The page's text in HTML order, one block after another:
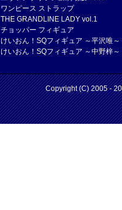
ワンピース ストラップ
THE GRANDLINE LADY vol.1
チョッパー フィギュア
けいおん！SQフィギュア ～平沢唯～
けいおん！SQフィギュア ～中野梓～
Copyright (C) 2005 -